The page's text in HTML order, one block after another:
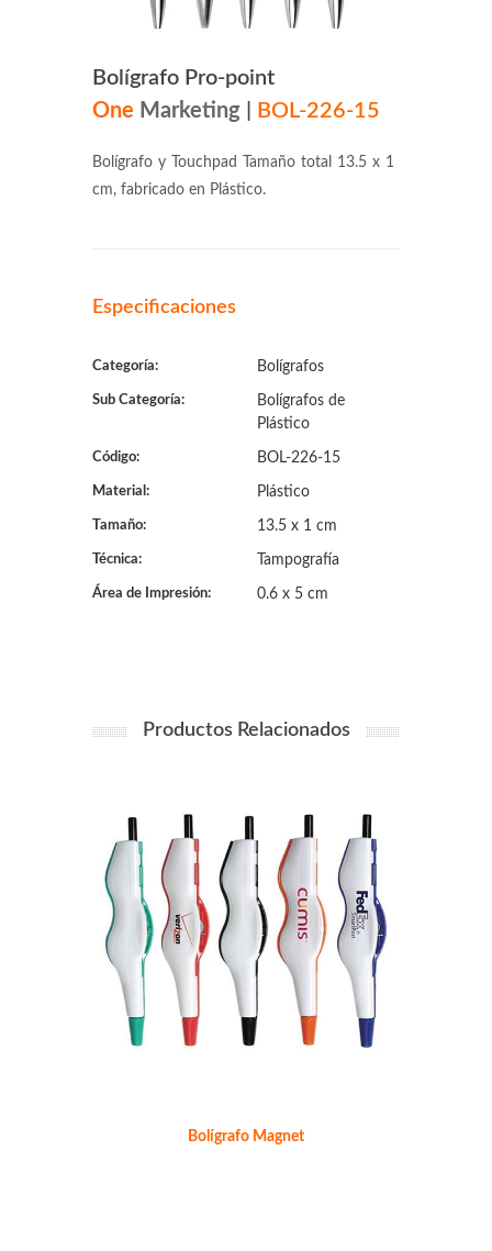
Bolígrafo Pro-point
One Marketing BOL-226-15
Bolígrafo y Touchpad Tamaño total 13.5 x 1
cm, fabricado en Plástico.
Especificaciones
Categoría: Bolígrafos
Sub Categoría:
Bolígrafos de
Plástico
Código: BOL-226-15
Material: Plástico
Tamaño: 13.5 x 1 cm
Técnica: Tampografía
Área de Impresión: 0.6 x 5 cm
Productos Relacionados
Bolígrafo Magnet